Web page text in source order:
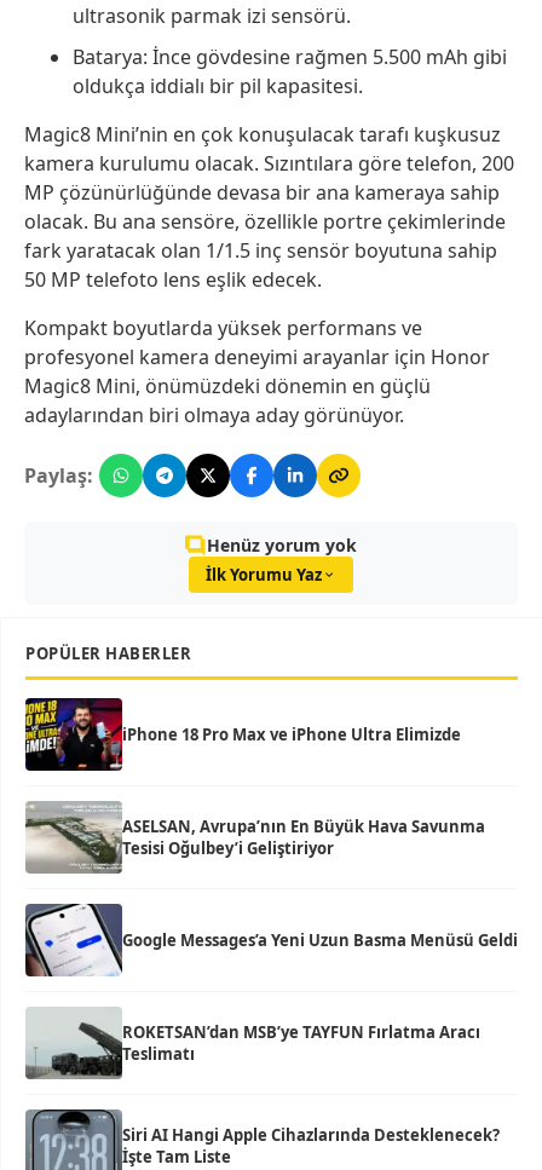
ultrasonik parmak izi sensörü.
Batarya: İnce gövdesine rağmen 5.500 mAh gibi
oldukça iddialı bir pil kapasitesi.
Magic8 Mini’nin en çok konuşulacak tarafı kuşkusuz
kamera kurulumu olacak. Sızıntılara göre telefon, 200
MP çözünürlüğünde devasa bir ana kameraya sahip
olacak. Bu ana sensöre, özellikle portre çekimlerinde
fark yaratacak olan 1/1.5 inç sensör boyutuna sahip
50 MP telefoto lens eşlik edecek.
Kompakt boyutlarda yüksek performans ve
profesyonel kamera deneyimi arayanlar için Honor
Magic8 Mini, önümüzdeki dönemin en güçlü
adaylarından biri olmaya aday görünüyor.
Paylaş:
Henüz yorum yok
İlk Yorumu Yaz
POPÜLER HABERLER
iPhone 18 Pro Max ve iPhone Ultra Elimizde
ASELSAN, Avrupa’nın En Büyük Hava Savunma
Tesisi Oğulbey’i Geliştiriyor
Google Messages’a Yeni Uzun Basma Menüsü Geldi
ROKETSAN’dan MSB’ye TAYFUN Fırlatma Aracı
Teslimatı
Siri AI Hangi Apple Cihazlarında Desteklenecek?
İşte Tam Liste